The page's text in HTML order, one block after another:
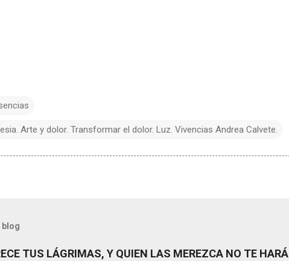
Arte y dolor. Transformar el dolor. Luz. Vivencias Andrea Calvete.
blog
TUS LÁGRIMAS, Y QUIEN LAS MEREZCA NO TE HARÁ